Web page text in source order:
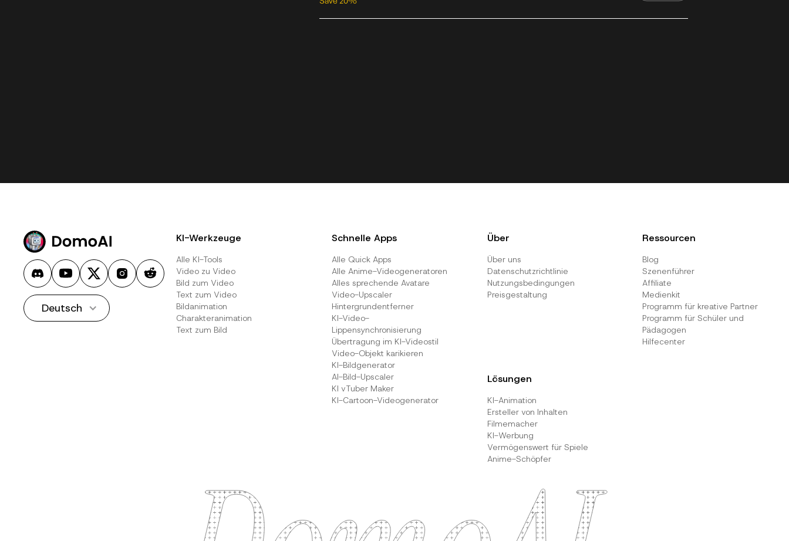
Deutsch
KI-Werkzeuge
Alle KI-Tools
Video zu Video
Bild zum Video
Text zum Video
Bildanimation
Charakteranimation
Text zum Bild
Schnelle Apps
Alle Quick Apps
Alle Anime-Videogeneratoren
Alles sprechende Avatare
Video-Upscaler
Hintergrundentferner
KI-Video-
Lippensynchronisierung
Übertragung im KI-Videostil
Video-Objekt karikieren
KI-Bildgenerator
AI-Bild-Upscaler
KI vTuber Maker
KI-Cartoon-Videogenerator
Über
Über uns
Datenschutzrichtlinie
Nutzungsbedingungen
Preisgestaltung
Ressourcen
Blog
Szenenführer
Affiliate
Medienkit
Programm für kreative Partner
Programm für Schüler und
Pädagogen
Hilfecenter
Lösungen
KI-Animation
Ersteller von Inhalten
Filmemacher
KI-Werbung
Vermögenswert für Spiele
Anime-Schöpfer